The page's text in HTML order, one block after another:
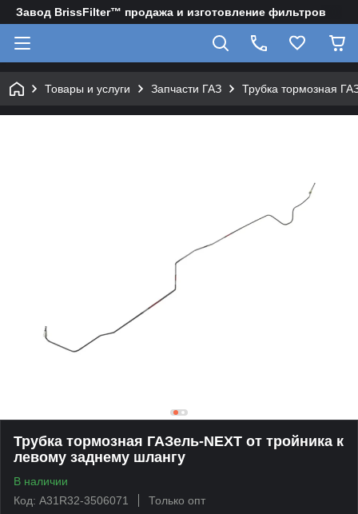
Завод BrissFilter™ продажа и изготовление фильтров
Товары и услуги Запчасти ГАЗ Трубка тормозная
Трубка тормозная ГАЗель-NEXT от тройника к
левому заднему шлангу
В наличии
Код: A31R32-3506071
Только опт